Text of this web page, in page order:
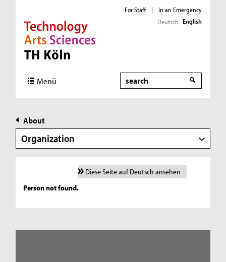
Direkt zur Hauptnavigation
Direkt zur Subnavigation
Direkt zum Inhalt
Direkt zum Fußbereich
For Staff |
In an Emergency
Deutsch English
Menü Search
About
Organization
Diese Seite auf Deutsch ansehen
Person not found.